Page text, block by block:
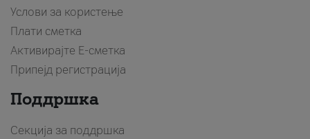
Услови за користење
Плати сметка
Активирајте Е-сметка
Припејд регистрација
Поддршка
Секција за поддршка